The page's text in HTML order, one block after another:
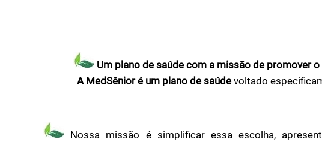
Um plano de saúde com a missão de promover
A MedSênior é um plano de saúdevoltado
Nossa missão é simplificar essa escolha,